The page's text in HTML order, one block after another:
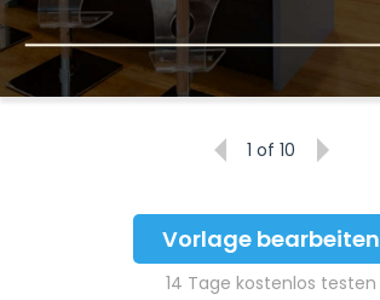
Vorlage bearbeiten
14 Tage kostenlos testen
1 of 10